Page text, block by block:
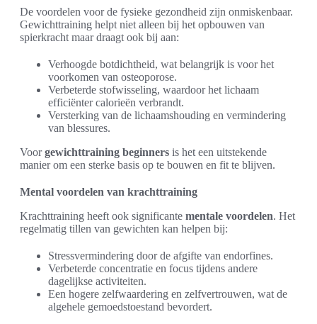
De voordelen voor de fysieke gezondheid zijn onmiskenbaar.
Gewichttraining helpt niet alleen bij het opbouwen van
spierkracht maar draagt ook bij aan:
Verhoogde botdichtheid, wat belangrijk is voor het
voorkomen van osteoporose.
Verbeterde stofwisseling, waardoor het lichaam
efficiënter calorieën verbrandt.
Versterking van de lichaamshouding en vermindering
van blessures.
Voorgewichttraining beginners is het een uitstekende
manier om een sterke basis op te bouwen en fit te blijven.
Mental voordelen van krachttraining
Krachttraining heeft ook significante mentale voordelen. Het
regelmatig tillen van gewichten kan helpen bij:
Stressvermindering door de afgifte van endorfines.
Verbeterde concentratie en focus tijdens andere
dagelijkse activiteiten.
Een hogere zelfwaardering en zelfvertrouwen, wat de
algehele gemoedstoestand bevordert.